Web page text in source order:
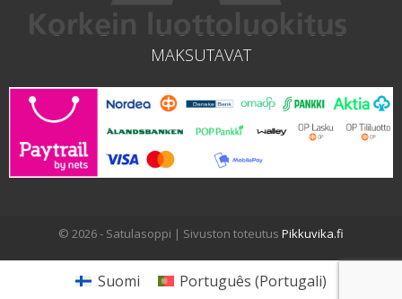
MAKSUTAVAT
© 2026 - Satulasoppi | Sivuston toteutus Pikkuvika.fi
Suomi Português (Portugali)